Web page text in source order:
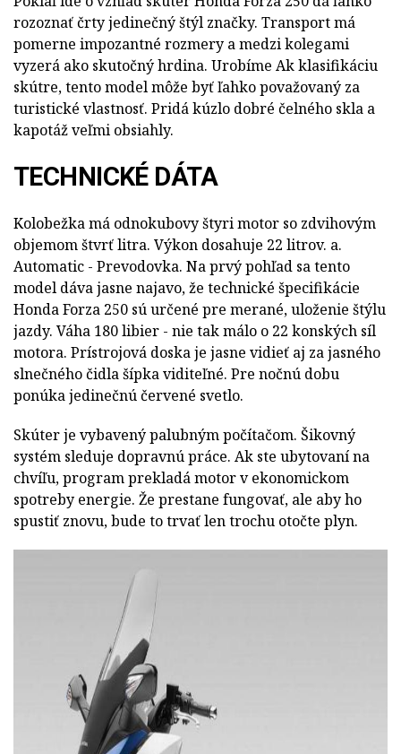
rozoznať črty jedinečný štýl značky. Transport má
pomerne impozantné rozmery a medzi kolegami
vyzerá ako skutočný hrdina. Urobíme Ak klasifikáciu
skútre, tento model môže byť ľahko považovaný za
turistické vlastnosť. Pridá kúzlo dobré čelného skla a
kapotáž veľmi obsiahly.
TECHNICKÉ DÁTA
Kolobežka má odnokubovy štyri motor so zdvihovým
objemom štvrť litra. Výkon dosahuje 22 litrov. a.
Automatic - Prevodovka. Na prvý pohľad sa tento
model dáva jasne najavo, že technické špecifikácie
Honda Forza 250 sú určené pre merané, uloženie štýlu
jazdy. Váha 180 libier - nie tak málo o 22 konských síl
motora. Prístrojová doska je jasne vidieť aj za jasného
slnečného čidla šípka viditeľné. Pre nočnú dobu
ponúka jedinečnú červené svetlo.
Skúter je vybavený palubným počítačom. Šikovný
systém sleduje dopravnú práce. Ak ste ubytovaní na
chvíľu, program prekladá motor v ekonomickom
spotreby energie. Že prestane fungovať, ale aby ho
spustiť znovu, bude to trvať len trochu otočte plyn.